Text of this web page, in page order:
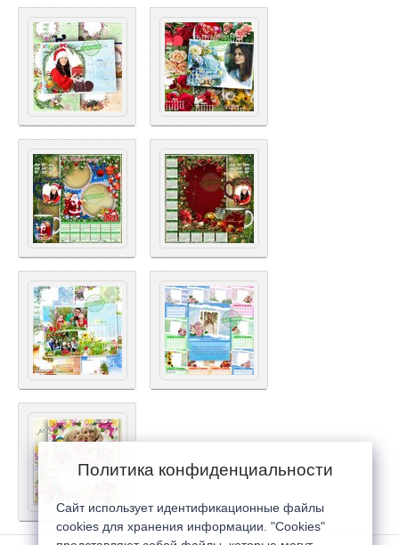
Политика конфиденциальности
Сайт использует идентификационные файлы
cookies для хранения информации. "Cookies"